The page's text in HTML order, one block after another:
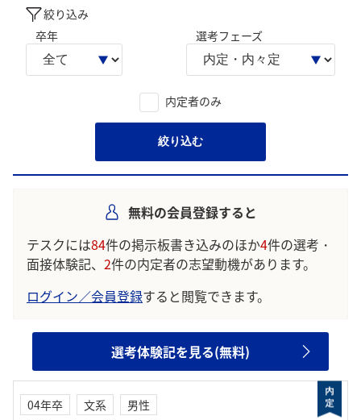
絞り込み
卒年
選考フェーズ
内定者のみ
絞り込む
無料の会員登録すると
テスクには84件の掲示板書き込みのほか4件の選考・
面接体験記、 2件の内定者の志望動機があります。
ログイン／会員登録すると閲覧できます。
選考体験記を見る(無料)
04年卒 文系
男性